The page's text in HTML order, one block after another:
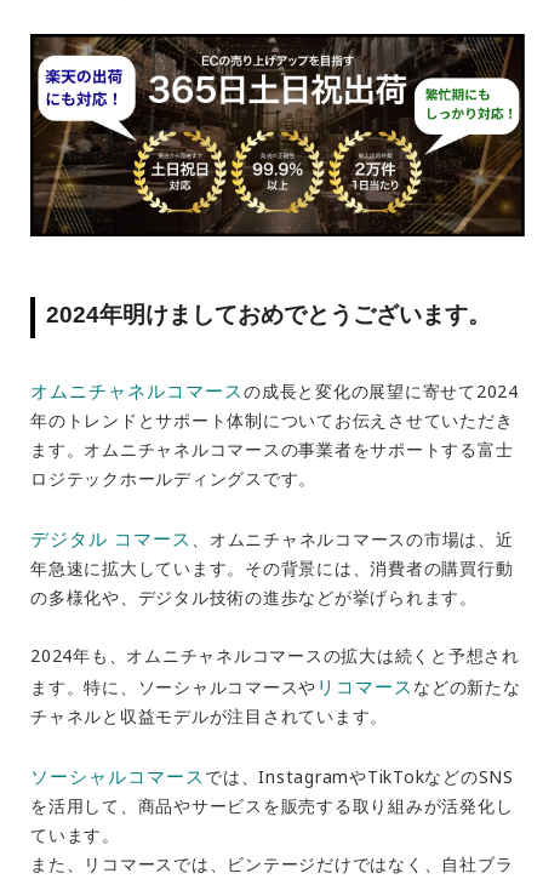
2024年明けましておめでとうございます。
オムニチャネルコマースの成長と変化の展望に寄せて2024
年のトレンドとサポート体制についてお伝えさせていただき
ます。オムニチャネルコマースの事業者をサポートする富士
ロジテックホールディングスです。
デジタル コマース
、オムニチャネルコマースの市場は、近
年急速に拡大しています。その背景には、消費者の購買行動
の多様化や、デジタル技術の進歩などが挙げられます。
2024年も、オムニチャネルコマースの拡大は続くと予想され
ます。特に、ソーシャルコマースや リコマース などの新たな
チャネルと収益モデルが注目されています。
ソーシャルコマース では、InstagramやTikTokなどのSNS
を活用して、商品やサービスを販売する取り組みが活発化し
ています。
また、リコマースでは、ビンテージだけではなく、自社ブラ